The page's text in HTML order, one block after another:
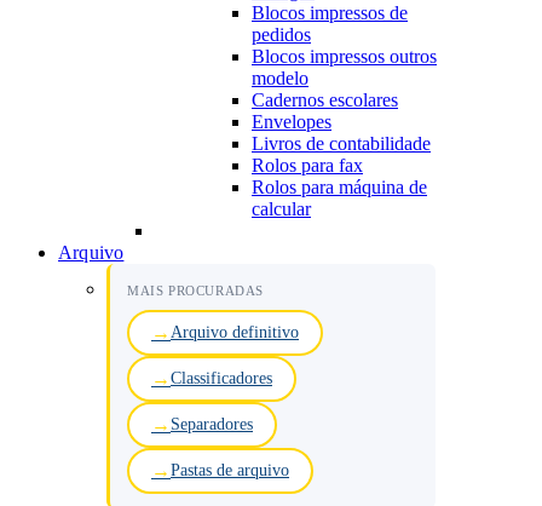
Blocos impressos de
pedidos
Blocos impressos outros
modelo
Cadernos escolares
Envelopes
Livros de contabilidade
Rolos para fax
Rolos para máquina de
calcular
Arquivo
MAIS PROCURADAS
Arquivo definitivo
Classificadores
Separadores
Pastas de arquivo